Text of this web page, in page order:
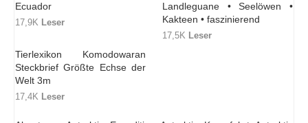
Ecuador
17,9K Leser
Landleguane • Seelöwen •
Kakteen • faszinierend
17,5K Leser
Tierlexikon Komodowaran
Steckbrief Größte Echse der
Welt 3m
17,4K Leser